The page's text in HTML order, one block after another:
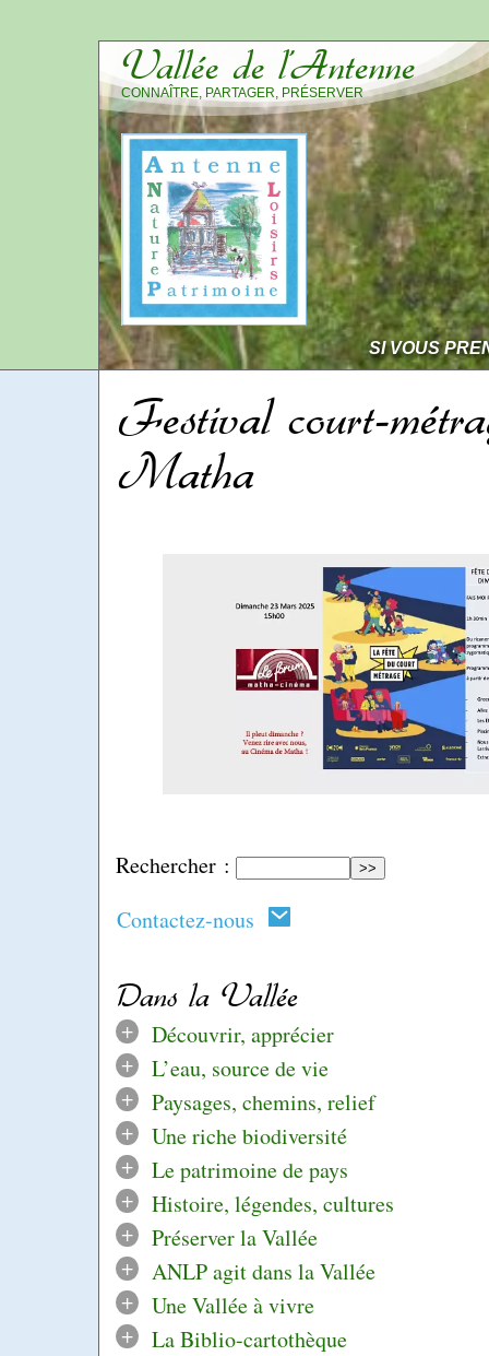
Vallée de l’Antenne
CONNAÎTRE, PARTAGER, PRÉSERVER
SI VOUS
Rechercher :
Contactez-nous
Dans la Vallée
+
Découvrir, apprécier
+
L’eau, source de vie
+
Paysages, chemins, relief
+
Une riche biodiversité
+
Le patrimoine de pays
+
Histoire, légendes, cultures
+
Préserver la Vallée
+
ANLP agit dans la Vallée
+
Une Vallée à vivre
+
La Biblio-cartothèque
Festival court-
Matha